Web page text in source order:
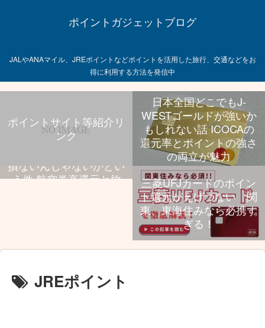
ポイントガジェットブログ
JALやANAマイル、JREポイントなどポイントを活用した旅行、交通などをお
得に利用する方法を発信中
ポイントサイト等紹介リ
ンク
日本全国どこでもJ-
WESTゴールドが強いか
もしれない話 ICOCAの
還元率とポイントの強さ
の両立が魅力
飛行機乗る旅行好きなら
損ないんじゃないかとい
う件 航空券高還元と旅
三菱UFJカードのポイン
ト還元がえげつない 関
東、東海住みなら必携す
ぎる！
JREポイント